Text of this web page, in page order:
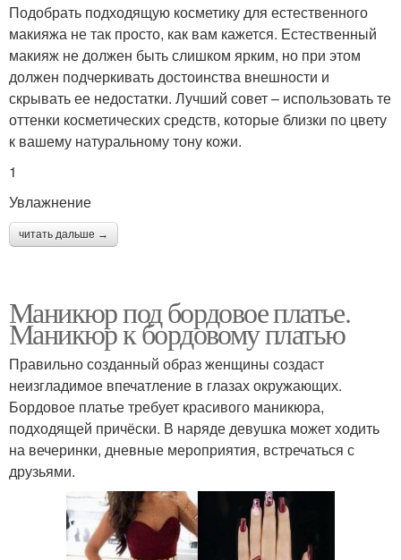
Подобрать подходящую косметику для естественного
макияжа не так просто, как вам кажется. Естественный
макияж не должен быть слишком ярким, но при этом
должен подчеркивать достоинства внешности и
скрывать ее недостатки. Лучший совет – использовать те
оттенки косметических средств, которые близки по цвету
к вашему натуральному тону кожи.
1
Увлажнение
читать дальше →
Маникюр под бордовое платье.
Маникюр к бордовому платью
Правильно созданный образ женщины создаст
неизгладимое впечатление в глазах окружающих.
Бордовое платье требует красивого маникюра,
подходящей причёски. В наряде девушка может ходить
на вечеринки, дневные мероприятия, встречаться с
друзьями.